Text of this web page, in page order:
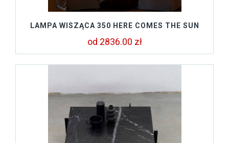
LAMPA WISZĄCA 350 HERE COMES THE SUN
od 2836.00 zł